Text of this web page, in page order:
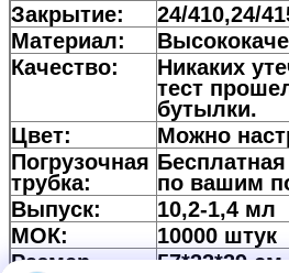
Закрытие:
24/410,24/
Материал:
Качество:
Никаких
тест
бутылки.
Цвет:
Можно
Погрузочная
трубка:
по вашим
Выпуск:
10,2-1,4 мл
МОК:
10000 штук
Размер
57*33*39 см